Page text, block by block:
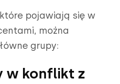
pojawiają się w
można
grupy:
w konflikt z